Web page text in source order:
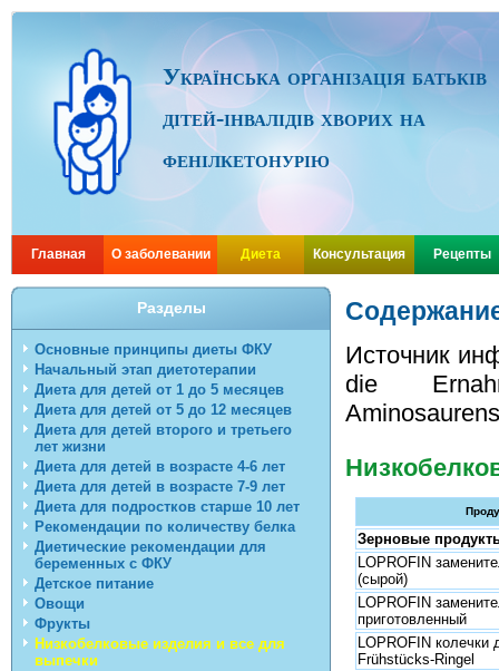
Українська організація батьків
дітей-інвалідів хворих на
фенілкетонурію
Главная О заболевании Диета Консультация Рецепты
Разделы
Основные принципы диеты ФКУ
Начальный этап диетотерапии
Диета для детей от 1 до 5 месяцев
Диета для детей от 5 до 12 месяцев
Диета для детей второго и третьего
лет жизни
Диета для детей в возрасте 4-6 лет
Диета для детей в возрасте 7-9 лет
Диета для подростков старше 10 лет
Рекомендации по количеству белка
Диетические рекомендации для
беременных с ФКУ
Детское питание
Овощи
Фрукты
Низкобелковые изделия и все для
выпечки
Источник
die
Зерновые
LOPROFIN
(сырой)
LOPROFIN
приготовленный
LOPROFIN колечки
Frühstücks-Ringel